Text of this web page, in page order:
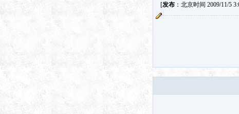
[发布：北京时间 2009/11/5